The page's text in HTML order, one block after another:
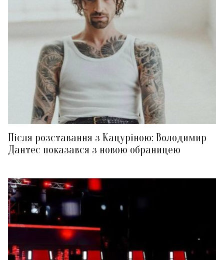
Після розставання з Кацуріною: Володимир
Дантес показався з новою обраницею